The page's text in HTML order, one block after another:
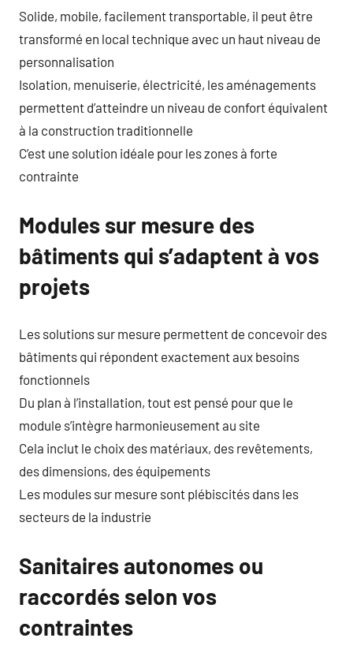
Solide, mobile, facilement transportable, il peut être
transformé en local technique avec un haut niveau de
personnalisation
Isolation, menuiserie, électricité, les aménagements
permettent d’atteindre un niveau de confort équivalent
à la construction traditionnelle
C’est une solution idéale pour les zones à forte
contrainte
Modules sur mesure des
bâtiments qui s’adaptent à vos
projets
Les solutions sur mesure permettent de concevoir des
bâtiments qui répondent exactement aux besoins
fonctionnels
Du plan à l’installation, tout est pensé pour que le
module s’intègre harmonieusement au site
Cela inclut le choix des matériaux, des revêtements,
des dimensions, des équipements
Les modules sur mesure sont plébiscités dans les
secteurs de la industrie
Sanitaires autonomes ou
raccordés selon vos
contraintes